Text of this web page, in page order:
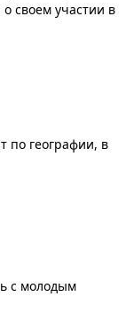
своем участии в
по географии, в
с молодым